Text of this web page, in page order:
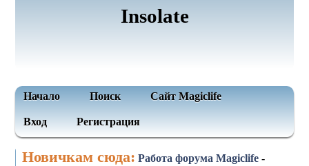
Insolate
Начало Поиск Сайт Magiclife
Вход Регистрация
Новичкам сюда: Работа форума Magiclife -